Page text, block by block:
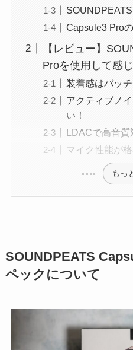
Capsule3 Pro
【レビュー】
Proを使用して感
装着感はバッチ
アクティブノ
い！
LDACで高音質
マイク性能が
もっ
SOUNDPEATS
ペックについて